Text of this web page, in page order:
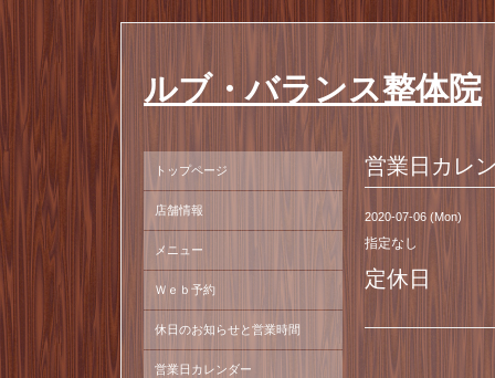
ルブ・バランス整体院
営業日カレ
2020-07-06 (Mon)
指定なし
定休日
トップページ
店舗情報
メニュー
Ｗｅｂ予約
休日のお知らせと営業時間
営業日カレンダー